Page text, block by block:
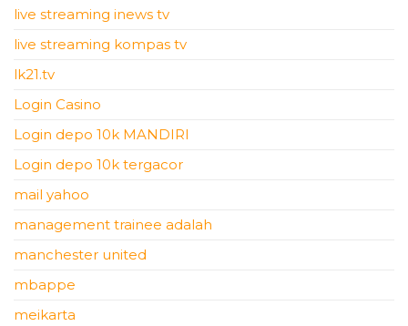
live streaming inews tv
live streaming kompas tv
lk21.tv
Login Casino
Login depo 10k MANDIRI
Login depo 10k tergacor
mail yahoo
management trainee adalah
manchester united
mbappe
meikarta